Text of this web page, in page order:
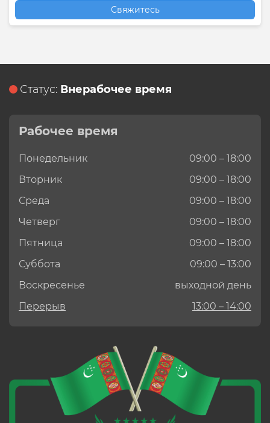
Свяжитесь
Статус: Внерабочее время
Рабочее время
Понедельник
09:00 – 18:00
Вторник
09:00 – 18:00
Среда
09:00 – 18:00
Четверг
09:00 – 18:00
Пятница
09:00 – 18:00
Суббота
09:00 – 13:00
Воскресенье
выходной день
Перерыв
13:00 – 14:00